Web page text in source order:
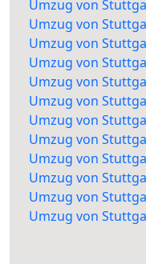
Umzug von
Umzug von
Umzug von
Umzug von
Umzug von
Umzug von
Umzug von
Umzug von
Umzug von
Umzug von
Umzug von
Umzug von